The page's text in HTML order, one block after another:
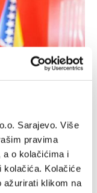
Sarajevo. Više
pravima
a o kolačićima i
kolačića. Kolačiće
ažurirati klikom na